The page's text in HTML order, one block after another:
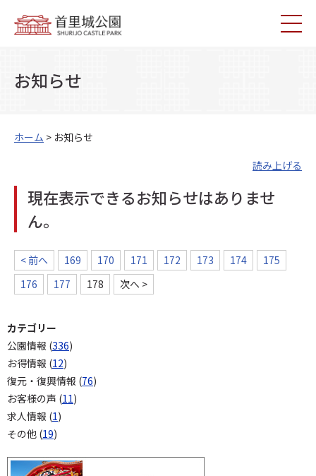
お知らせ
ホーム > お知らせ
読み上げる
現在表示できるお知らせはありませ
ん。
< 前へ 169 170 171 172 173 174
175
176
177 178 次へ >
カテゴリー
公園情報 (336)
お得情報 (12)
復元・復興情報 (76)
お客様の声 (11)
求人情報 (1)
その他 (19)